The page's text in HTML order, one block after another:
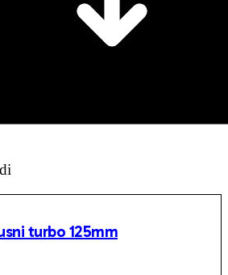
turbo 125mm